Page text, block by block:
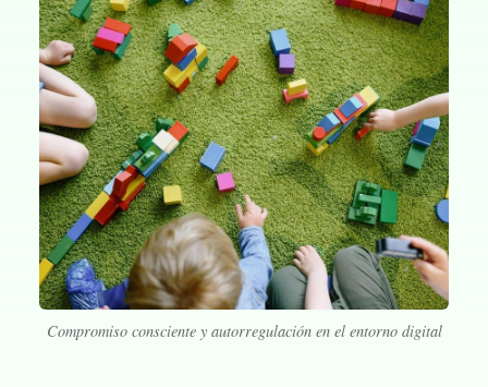
Compromiso consciente y autorregulación en el entorno digital